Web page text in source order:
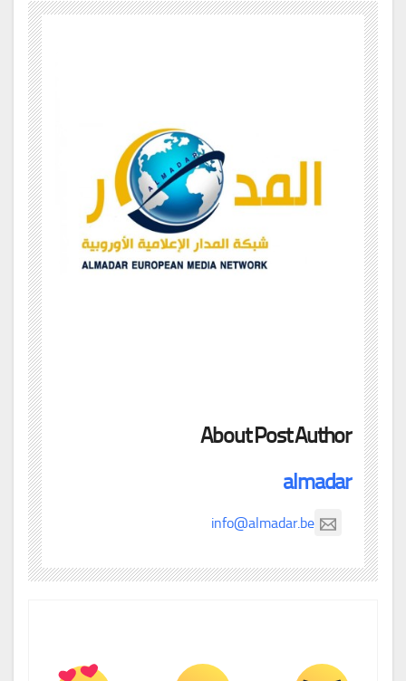
About Post Author
almadar
info@almadar.be